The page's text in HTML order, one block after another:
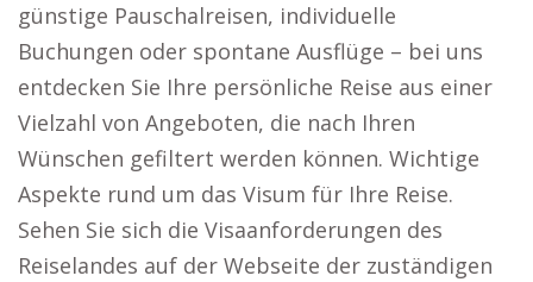
günstige Pauschalreisen, individuelle
Buchungen oder spontane Ausflüge – bei uns
entdecken Sie Ihre persönliche Reise aus einer
Vielzahl von Angeboten, die nach Ihren
Wünschen gefiltert werden können. Wichtige
Aspekte rund um das Visum für Ihre Reise.
Sehen Sie sich die Visaanforderungen des
Reiselandes auf der Webseite der zuständigen